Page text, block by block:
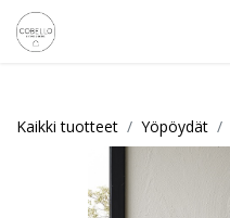
Kaikki tuotteet Yöpöydät